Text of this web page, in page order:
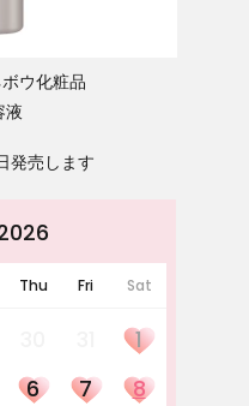
ウ化粧品
液
発売します
Thu Fri Sat
1
6 7
8